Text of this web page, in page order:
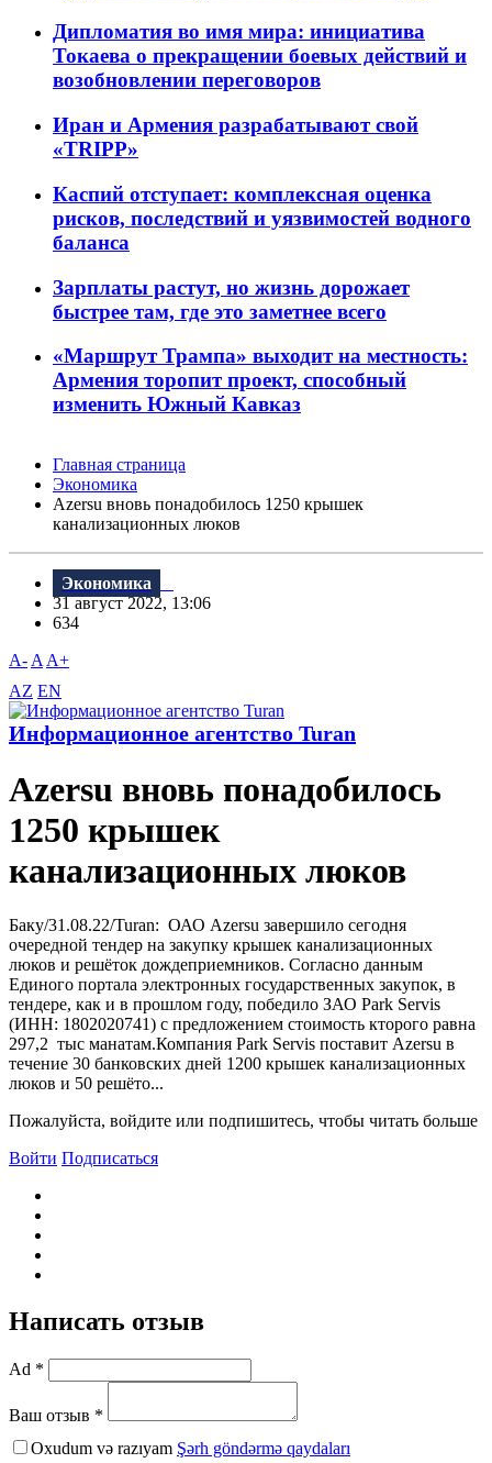
Дипломатия во имя мира: инициатива
Токаева о прекращении боевых действий и
возобновлении переговоров
Иран и Армения разрабатывают свой
«TRIPP»
Каспий отступает: комплексная оценка
рисков, последствий и уязвимостей водного
баланса
Зарплаты растут, но жизнь дорожает
быстрее там, где это заметнее всего
«Маршрут Трампа» выходит на местность:
Армения торопит проект, способный
изменить Южный Кавказ
Главная страница
Экономика
Azersu вновь понадобилось 1250 крышек
канализационных люков
Экономика
31 август 2022, 13:06
634
A- A A+
AZ EN
Информационное агентство Turan
Azersu вновь понадобилось
1250 крышек
канализационных люков
Баку/31.08.22/Turan: ОАО Azersu завершило сегодня
очередной тендер на закупку крышек канализационных
люков и решёток дождеприемников. Согласно данным
Единого портала электронных государственных закупок, в
тендере, как и в прошлом году, победило ЗАО Park Servis
(ИНН: 1802020741) с предложением стоимость кторого равна
297,2 тыс манатам.Компания Park Servis поставит Azersu в
течение 30 банковских дней 1200 крышек канализационных
люков и 50 решёто...
Пожалуйста, войдите или подпишитесь, чтобы читать больше
Войти Подписаться
Написать отзыв
Ad *
Ваш отзыв *
Oxudum və razıyam Şərh göndərmə qaydaları